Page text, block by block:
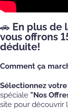
🚗 En plus de
vous offrons
déduite!
Comment ça
Sélectionnez
spéciale "Nos
site pour découvrir